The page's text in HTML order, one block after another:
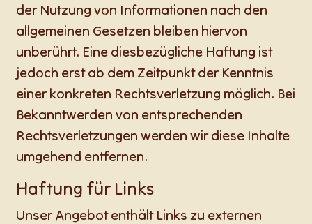
der Nutzung von Informationen nach den
allgemeinen Gesetzen bleiben hiervon
unberührt. Eine diesbezügliche Haftung ist
jedoch erst ab dem Zeitpunkt der Kenntnis
einer konkreten Rechtsverletzung möglich. Bei
Bekanntwerden von entsprechenden
Rechtsverletzungen werden wir diese Inhalte
umgehend entfernen.
Haftung für Links
Unser Angebot enthält Links zu externen